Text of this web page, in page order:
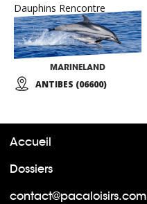
Dauphins Rencontre
MARINELAND
ANTIBES (06600)
Accueil
Dossiers
contact@pacaloisirs.com